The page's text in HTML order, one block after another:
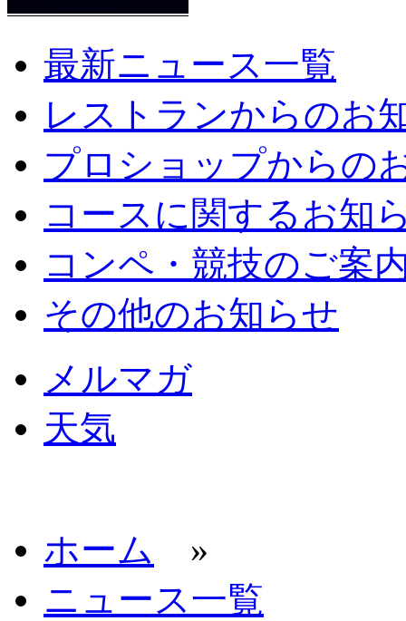
最新ニュース一覧
レストランからのお
プロショップからの
コースに関するお知
コンペ・競技のご案
その他のお知らせ
メルマガ
天気
ホーム »
ニュース一覧